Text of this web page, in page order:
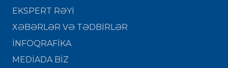
EKSPERT RƏYİ
XƏBƏRLƏR VƏ TƏDBİRLƏR
İNFOQRAFİKA
MEDİADA BİZ